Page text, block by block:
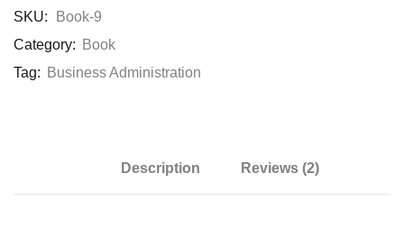
SKU:
Book-9
Category:
Book
Tag:
Business Administration
Description Reviews (2)